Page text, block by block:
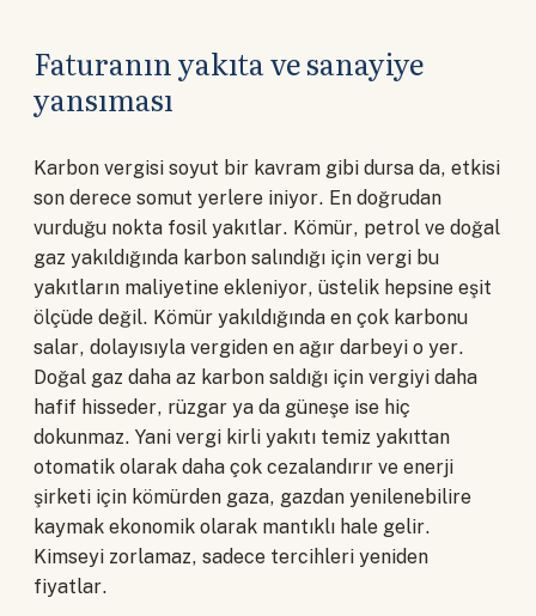
Faturanın yakıta ve sanayiye
yansıması
Karbon vergisi soyut bir kavram gibi dursa da, etkisi
son derece somut yerlere iniyor. En doğrudan
vurduğu nokta fosil yakıtlar. Kömür, petrol ve doğal
gaz yakıldığında karbon salındığı için vergi bu
yakıtların maliyetine ekleniyor, üstelik hepsine eşit
ölçüde değil. Kömür yakıldığında en çok karbonu
salar, dolayısıyla vergiden en ağır darbeyi o yer.
Doğal gaz daha az karbon saldığı için vergiyi daha
hafif hisseder, rüzgar ya da güneşe ise hiç
dokunmaz. Yani vergi kirli yakıtı temiz yakıttan
otomatik olarak daha çok cezalandırır ve enerji
şirketi için kömürden gaza, gazdan yenilenebilire
kaymak ekonomik olarak mantıklı hale gelir.
Kimseyi zorlamaz, sadece tercihleri yeniden
fiyatlar.